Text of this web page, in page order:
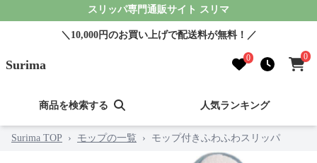
スリッパ専門通販サイト スリマ
＼10,000円のお買い上げで配送料が無料！／
Surima 0 0
商品を検索する 人気ランキング
Surima TOP › モップの一覧 › モップ付きふわふわスリッパ